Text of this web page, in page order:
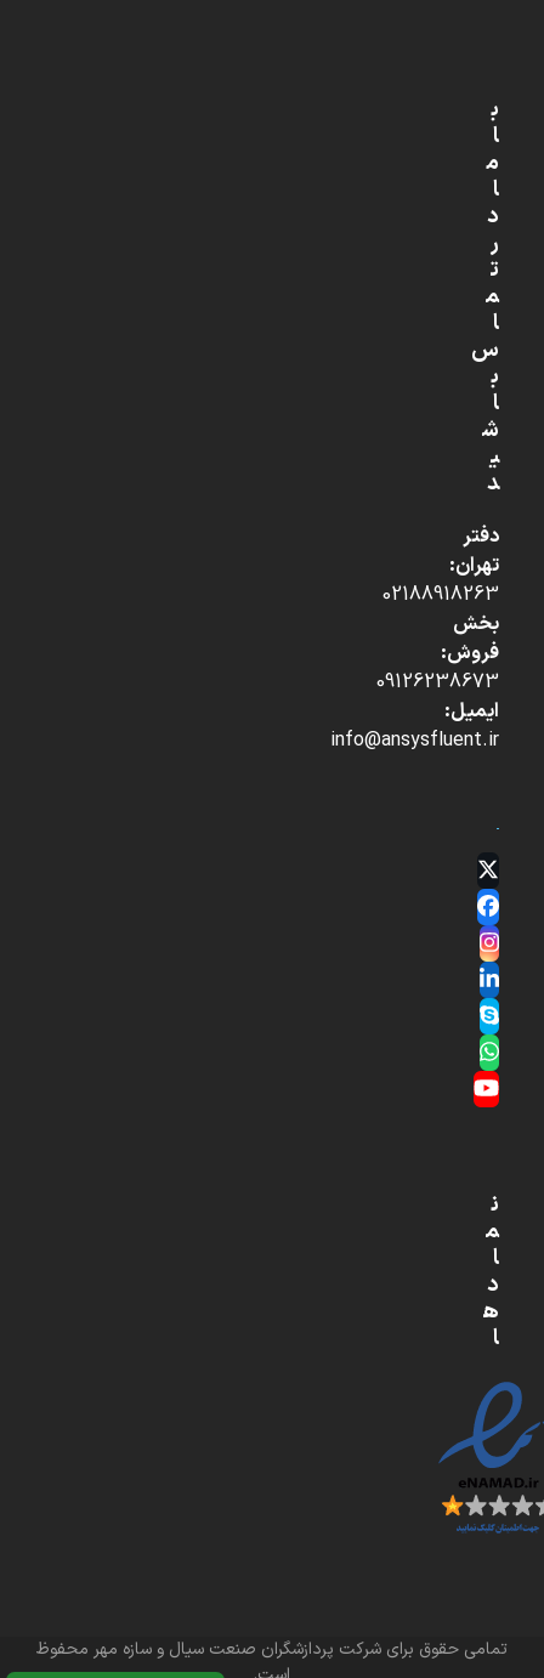
ب
ا
م
ا
د
ر
ت
م
ا
س
ب
ا
ش
ی
د
دفتر
تهران:
02188918263
بخش
فروش:
09126238673
ایمیل:
info@ansysfluent.ir
Twitter
(deprecated)
Facebook
Instagram
LinkedIn
Skype
Whatsapp
YouTube
ن
م
ا
د
ه
ا
تمامی حقوق برای شرکت پردازشگران صنعت سیال و سازه مهر محفوظ